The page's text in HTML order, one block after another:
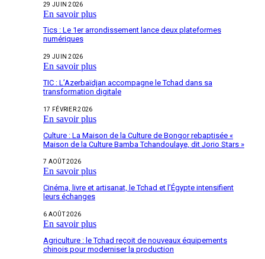
29 JUIN 2026
En savoir plus
Tics : Le 1er arrondissement lance deux plateformes
numériques
29 JUIN 2026
En savoir plus
TIC : L’Azerbaïdjan accompagne le Tchad dans sa
transformation digitale
17 FÉVRIER 2026
En savoir plus
Culture : La Maison de la Culture de Bongor rebaptisée «
Maison de la Culture Bamba Tchandoulaye, dit Jorio Stars »
7 AOÛT 2026
En savoir plus
Cinéma, livre et artisanat, le Tchad et l’Égypte intensifient
leurs échanges
6 AOÛT 2026
En savoir plus
Agriculture : le Tchad reçoit de nouveaux équipements
chinois pour moderniser la production